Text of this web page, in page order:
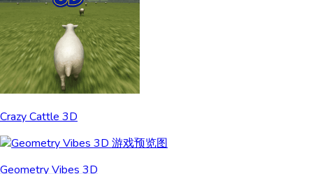
Crazy Cattle 3D
Geometry Vibes 3D